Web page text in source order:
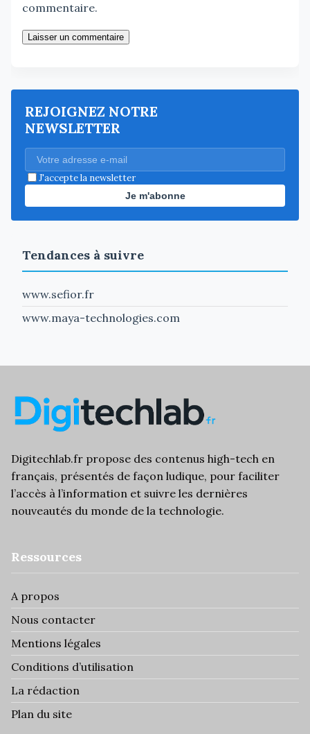
commentaire.
Laisser un commentaire
REJOIGNEZ NOTRE
NEWSLETTER
J'accepte la newsletter
Je m'abonne
Tendances à suivre
www.sefior.fr
www.maya-technologies.com
Digitechlab.fr propose des contenus high-tech en
français, présentés de façon ludique, pour faciliter
l’accès à l’information et suivre les dernières
nouveautés du monde de la technologie.
Ressources
A propos
Nous contacter
Mentions légales
Conditions d’utilisation
La rédaction
Plan du site